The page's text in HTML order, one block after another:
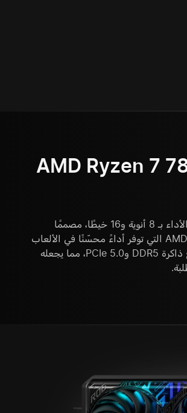
AMD Ryzen 7
يعد معالج AMD Ryzen 7 7800X3D معالجًا عالي الأداء بـ 8 أنوية و16 خيطًا، مصممًا
للألعاب وإنشاء المحتوى. يتميز بتقنية AMD 3D V-Cache التي توفر أداءً محسّنًا في الألعاب
مع سرعة تعزيز تصل إلى 5.0 جيجاهرتز. يدعم المعالج ذاكرة DDR5 وPCIe 5.0، مما يجعله